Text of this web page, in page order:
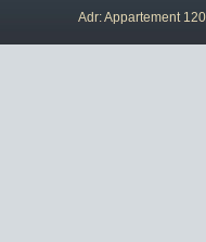
Adr: Appartement